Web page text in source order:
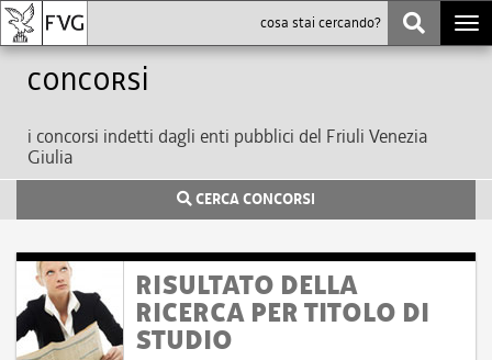
Concorsi
i concorsi indetti dagli enti pubblici del Friuli Venezia
Giulia
CERCA CONCORSI
RISULTATO DELLA
RICERCA PER TITOLO DI
STUDIO